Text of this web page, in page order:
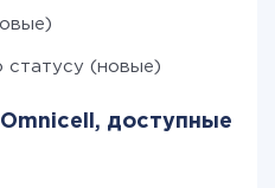
статусу (новые)
доступные